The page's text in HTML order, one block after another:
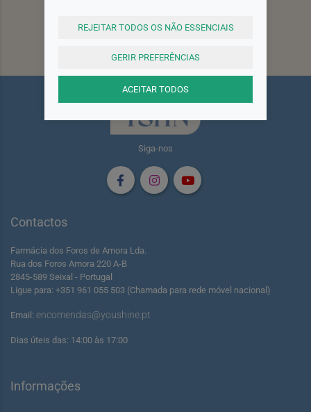
Siga-nos
Contactos
Farmácia dos Foros de Amora Lda.
Rua dos Foros Amora 220 A-B
2845-589 Seixal - Portugal
Ligue para: +351 961 055 503 (Chamada para rede móvel nacional)
Email: encomendas@youshine.pt
Dias úteis das: 14:00 às 17:00
Informações
REJEITAR TODOS OS NÃO ESSENCIAIS
GERIR PREFERÊNCIAS
ACEITAR TODOS